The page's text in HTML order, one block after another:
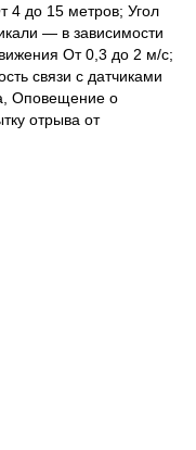
4 до 15 метров; Угол
— в зависимости
От 0,3 до 2 м/c;
связи с датчиками
Оповещение о
отрыва от